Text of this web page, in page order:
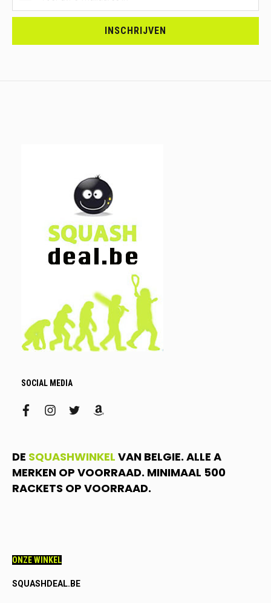
<br>SCHRIJF
INSCHRIJVEN
SOCIAL MEDIA
facebookinstagram
twitteramazon
DE SQUASHWINKEL VAN BELGIE. ALLE A
MERKEN OP VOORRAAD. MINIMAAL 500
RACKETS OP VOORRAAD.
ONZE WINKEL
SQUASHDEAL.BE